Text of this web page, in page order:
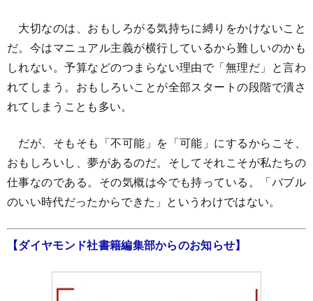
大切なのは、おもしろがる気持ちに縛りをかけないこと
だ。今はマニュアル主義が横行しているから難しいのかも
しれない。予算などのつまらない理由で「無理だ」と言わ
れてしまう。おもしろいことが全部スタートの段階で潰さ
れてしまうことも多い。
だが、そもそも「不可能」を「可能」にするからこそ、
おもしろいし、夢があるのだ。そしてそれこそが私たちの
仕事なのである。その気概は今でも持っている。「バブル
のいい時代だったからできた」というわけではない。
【ダイヤモンド社書籍編集部からのお知らせ】